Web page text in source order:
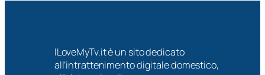
ILoveMyTv.it è un sito dedicato
all’intrattenimento digitale domestico,